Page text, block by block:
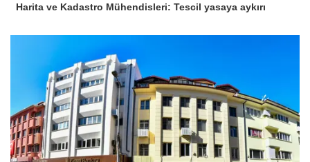
Harita ve Kadastro Mühendisleri: Tescil yasaya aykırı